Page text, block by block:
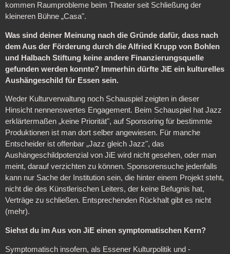
kommen Raumprobleme beim Theater seit Schließung der
kleineren Bühne „Casa".
Was sind deiner Meinung nach die Gründe dafür, dass nach
dem Aus der Förderung durch die Alfried Krupp von Bohlen
und Halbach Stiftung keine andere Finanzierungsquelle
gefunden werden konnte? Immerhin dürfte JiE ein kulturelles
Aushängeschild für Essen sein.
Weder Kulturverwaltung noch Schauspiel zeigten in dieser
Hinsicht nennenswertes Engagement. Beim Schauspiel hat Jazz
erklärtermaßen „keine Priorität", auf Sponsoring für bestimmte
Produktionen ist man dort selber angewiesen. Für manche
Entscheider ist offenbar „Jazz gleich Jazz", das
Aushängeschildpotenzial von JiE wird nicht gesehen, oder man
meint, darauf verzichten zu können. Sponsorensuche jedenfalls
kann nur Sache der Institution sein, die hinter einem Projekt steht,
nicht die des Künstlerischen Leiters, der keine Befugnis hat,
Verträge zu schließen. Entsprechenden Rückhalt gibt es nicht
(mehr).
Siehst du im Aus von JiE einen symptomatischen Kern?
Symptomatisch insofern, als Essener Kulturpolitik und -